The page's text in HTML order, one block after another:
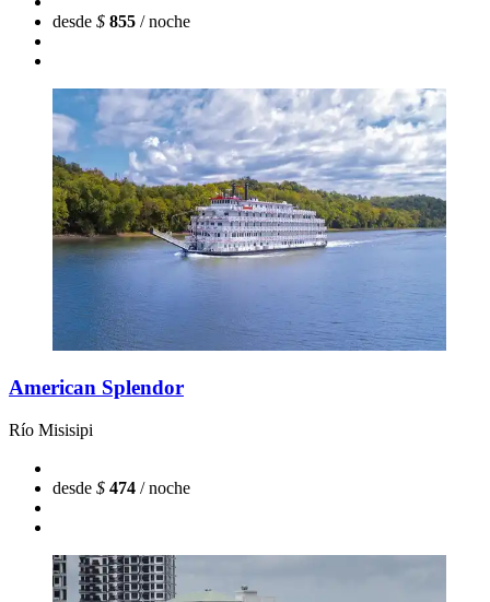
desde $ 855 / noche
American Splendor
Río Misisipi
desde $ 474 / noche